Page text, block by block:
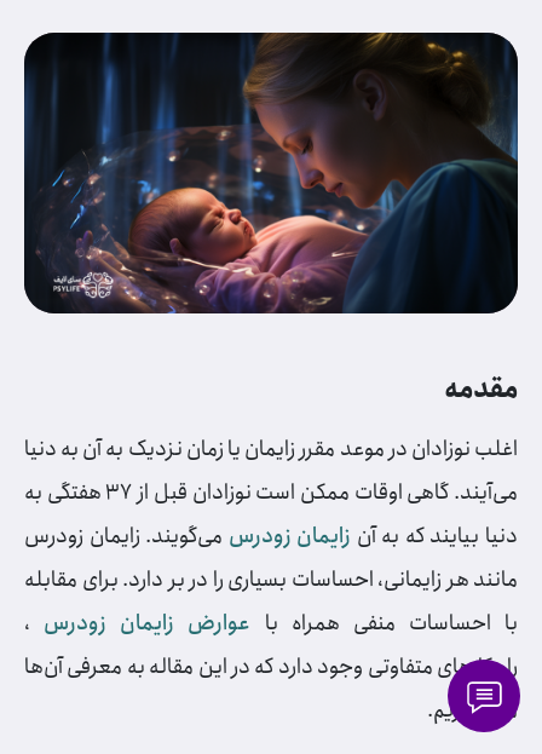
مقدمه
اغلب نوزادان در موعد مقرر زایمان یا زمان نزدیک به آن به دنیا
می‌آیند. گاهی اوقات ممکن است نوزادان قبل از ۳۷ هفتگی به
دنیا بیایند که به آن زایمان زودرس می‌گویند. زایمان زودرس
مانند هر زایمانی، احساسات بسیاری را در بر دارد. برای مقابله
با احساسات منفی همراه با عوارض زایمان زودرس ،
راهکارهای متفاوتی وجود دارد که در این مقاله به معرفی آن‌ها
می‌پردازیم.